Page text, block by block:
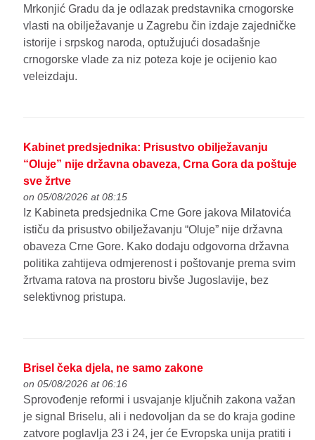
Mrkonjić Gradu da je odlazak predstavnika crnogorske
vlasti na obilježavanje u Zagrebu čin izdaje zajedničke
istorije i srpskog naroda, optužujući dosadašnje
crnogorske vlade za niz poteza koje je ocijenio kao
veleizdaju.
Kabinet predsjednika: Prisustvo obilježavanju
“Oluje” nije državna obaveza, Crna Gora da poštuje
sve žrtve
on 05/08/2026 at 08:15
Iz Kabineta predsjednika Crne Gore jakova Milatovića
ističu da prisustvo obilježavanju “Oluje” nije državna
obaveza Crne Gore. Kako dodaju odgovorna državna
politika zahtijeva odmjerenost i poštovanje prema svim
žrtvama ratova na prostoru bivše Jugoslavije, bez
selektivnog pristupa.
Brisel čeka djela, ne samo zakone
on 05/08/2026 at 06:16
Sprovođenje reformi i usvajanje ključnih zakona važan
je signal Briselu, ali i nedovoljan da se do kraja godine
zatvore poglavlja 23 i 24, jer će Evropska unija pratiti i